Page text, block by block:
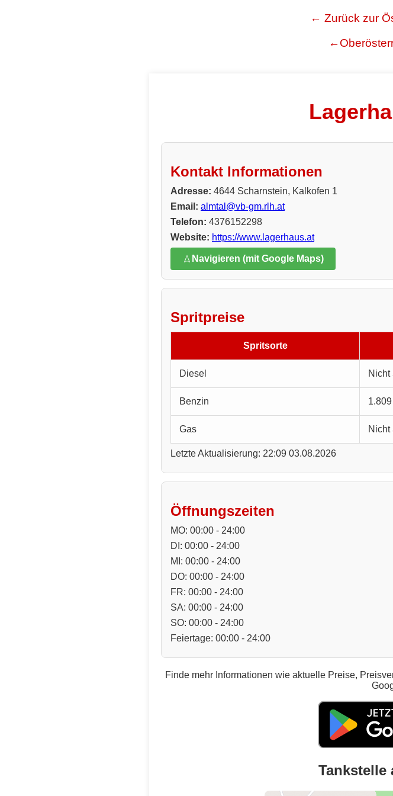
← Zurück zur
Kontakt Informationen
Adresse: 4644 Scharnstein, Kalkofen 1
Email: almtal@vb-gm.rlh.at
Telefon: 4376152298
Website: https://www.lagerhaus.at
Navigieren (mit Google Maps)
Spritpreise
Spritsorte
Diesel Nicht
Benzin
Gas Nicht
Letzte Aktualisierung: 22:09 03.08.2026
Öffnungszeiten
MO: 00:00 - 24:00
DI: 00:00 - 24:00
MI: 00:00 - 24:00
DO: 00:00 - 24:00
FR: 00:00 - 24:00
SA: 00:00 - 24:00
SO: 00:00 - 24:00
Feiertage: 00:00 - 24:00
Finde mehr Informationen wie aktuelle Preise,
Tankstelle